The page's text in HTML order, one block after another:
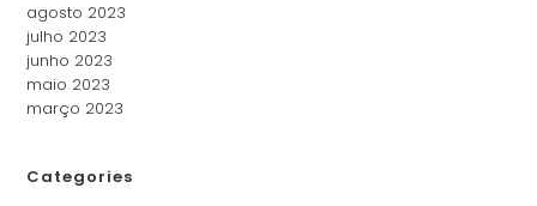
agosto 2023
julho 2023
junho 2023
maio 2023
março 2023
Categories